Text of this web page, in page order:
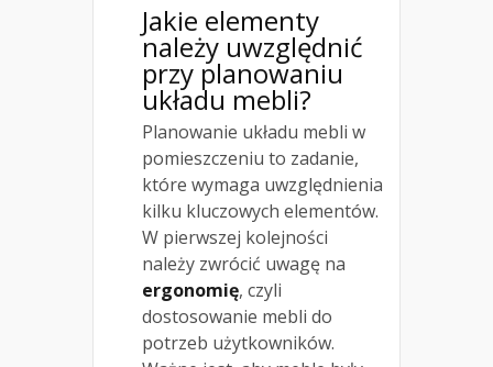
Jakie elementy
należy uwzględnić
przy planowaniu
układu mebli?
Planowanie układu mebli w
pomieszczeniu to zadanie,
które wymaga uwzględnienia
kilku kluczowych elementów.
W pierwszej kolejności
należy zwrócić uwagę na
ergonomię, czyli
dostosowanie mebli do
potrzeb użytkowników.